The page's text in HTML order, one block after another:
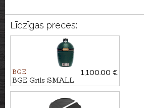
Līdzīgas preces:
BGE
1,100.00 €
BGE Grils SMALL